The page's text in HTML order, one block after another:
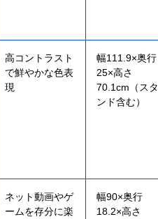
高コントラスト
で鮮やかな色表
現
幅111.9×奥行
25×高さ
70.1cm（スタ
ンド含む）
ネット動画やゲ
ームを存分に楽
幅90×奥行
18.2×高さ